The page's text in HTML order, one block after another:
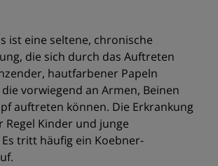
ist eine seltene, chronische
die sich durch das Auftreten
hautfarbener Papeln
vorwiegend an Armen, Beinen
auftreten können. Die Erkrankung
Kinder und junge
Es tritt häufig ein Koebner-